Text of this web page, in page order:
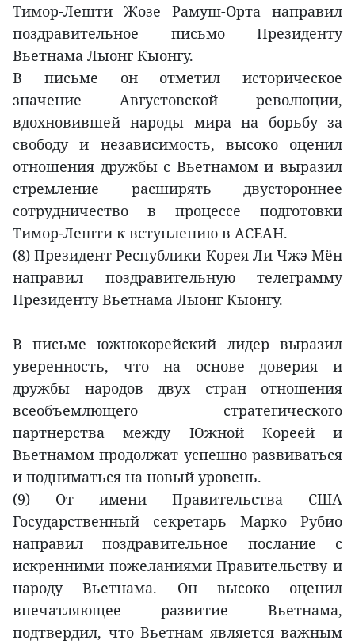
Тимор-Лешти Жозе Рамуш-Орта направил
поздравительное письмо Президенту
Вьетнама Лыонг Кыонгу.
В письме он отметил историческое
значение Августовской революции,
вдохновившей народы мира на борьбу за
свободу и независимость, высоко оценил
отношения дружбы с Вьетнамом и выразил
стремление расширять двустороннее
сотрудничество в процессе подготовки
Тимор-Лешти к вступлению в АСЕАН.
(8) Президент Республики Корея Ли Чжэ Мён
направил поздравительную телеграмму
Президенту Вьетнама Лыонг Кыонгу.
В письме южнокорейский лидер выразил
уверенность, что на основе доверия и
дружбы народов двух стран отношения
всеобъемлющего стратегического
партнерства между Южной Кореей и
Вьетнамом продолжат успешно развиваться
и подниматься на новый уровень.
(9) От имени Правительства США
Государственный секретарь Марко Рубио
направил поздравительное послание с
искренними пожеланиями Правительству и
народу Вьетнама. Он высоко оценил
впечатляющее развитие Вьетнама,
подтвердил, что Вьетнам является важным